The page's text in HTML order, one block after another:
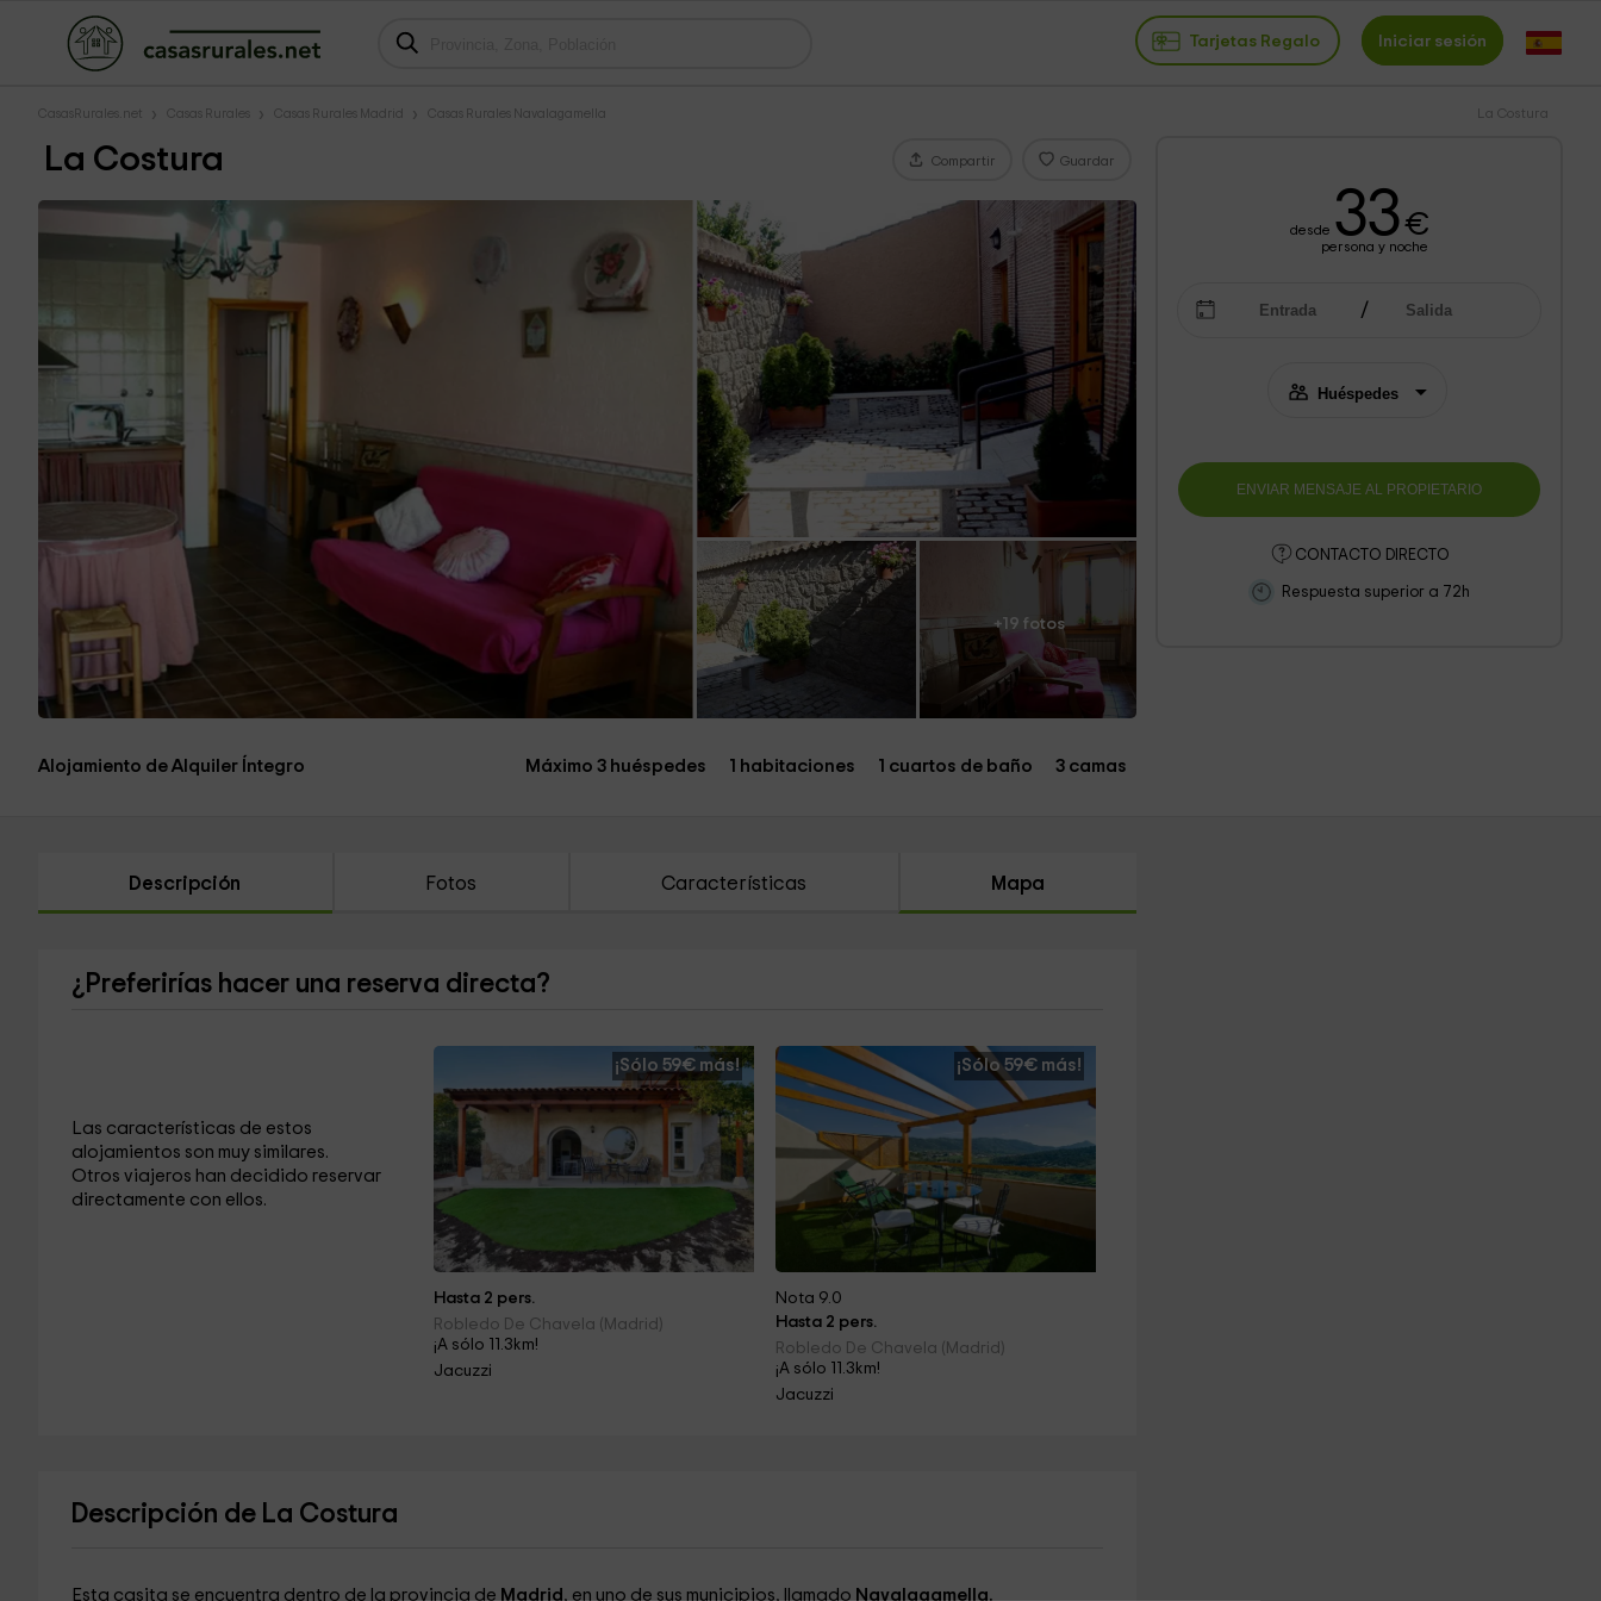
Tarjetas Regalo Iniciar sesión
CasasRurales.net Casas Rurales Casas Rurales Madrid Casas Rurales Navalagamella La Costura
La Costura Compartir Guardar
+19 fotos
desde 33€
persona y noche
CONTACTO DIRECTO
Respuesta superior a 72h
Alojamiento de Alquiler Íntegro Máximo 3 huéspedes 1 habitaciones 1 cuartos de baño 3 camas
Descripción Fotos Características Mapa
¿Preferirías hacer una reserva directa?
Las características de estos
alojamientos son muy similares.
Otros viajeros han decidido reservar
directamente con ellos.
¡Sólo 59€ más!
Hasta 2 pers.
Robledo De Chavela (Madrid)
¡A sólo 11.3km!
Jacuzzi
¡Sólo 59€ más!
Nota 9.0
Hasta 2 pers.
Robledo De Chavela (Madrid)
¡A sólo 11.3km!
Jacuzzi
Descripción de La Costura
Esta casita se encuentra dentro de la provincia de Madrid , en uno de sus municipios, llamado Navalagamella.